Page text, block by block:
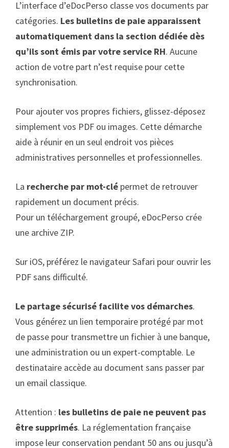
L’interface d’eDocPerso classe vos documents par
catégories. Les bulletins de paie apparaissent
automatiquement dans la section dédiée dès
qu’ils sont émis par votre service RH. Aucune
action de votre part n’est requise pour cette
synchronisation.
Pour ajouter vos propres fichiers, glissez-déposez
simplement vos PDF ou images. Cette démarche
aide à réunir en un seul endroit vos pièces
administratives personnelles et professionnelles.
La recherche par mot-clé permet de retrouver
rapidement un document précis.
Pour un téléchargement groupé, eDocPerso crée
une archive ZIP.
Sur iOS, préférez le navigateur Safari pour ouvrir les
PDF sans difficulté.
Le partage sécurisé facilite vos démarches.
Vous générez un lien temporaire protégé par mot
de passe pour transmettre un fichier à une banque,
une administration ou un expert-comptable. Le
destinataire accède au document sans passer par
un email classique.
Attention : les bulletins de paie ne peuvent pas
être supprimés. La réglementation française
impose leur conservation pendant 50 ans ou jusqu’à